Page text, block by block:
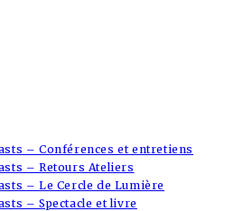
– Conférences et entretiens
– Retours Ateliers
– Le Cercle de Lumière
– Spectacle et livre